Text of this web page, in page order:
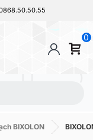
0
BIXOLON